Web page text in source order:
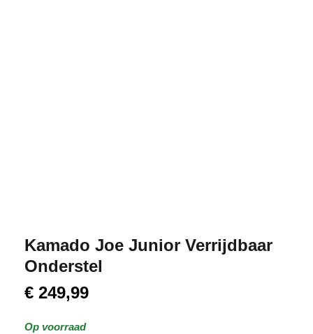
Kamado Joe Junior Verrijdbaar
Onderstel
€ 249,99
Op voorraad